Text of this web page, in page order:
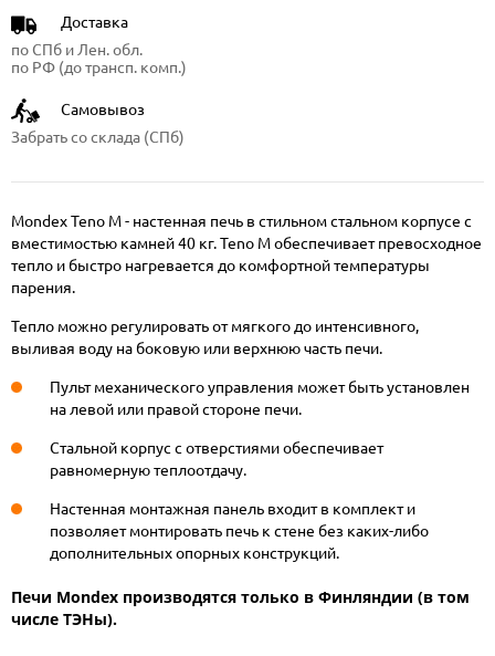
Доставка
по СПб и Лен. обл.
по РФ (до трансп. комп.)
Самовывоз
Забрать со склада (СПб)
Mondex Teno M - настенная печь в стильном стальном корпусе с
вместимостью камней 40 кг. Teno M обеспечивает превосходное
тепло и быстро нагревается до комфортной температуры
парения.
Тепло можно регулировать от мягкого до интенсивного,
выливая воду на боковую или верхнюю часть печи.
Пульт механического управления может быть установлен
на левой или правой стороне печи.
Стальной корпус с отверстиями обеспечивает
равномерную теплоотдачу.
Настенная монтажная панель входит в комплект и
позволяет монтировать печь к стене без каких-либо
дополнительных опорных конструкций.
Печи Mondex производятся только в Финляндии (в том
числе ТЭНы).